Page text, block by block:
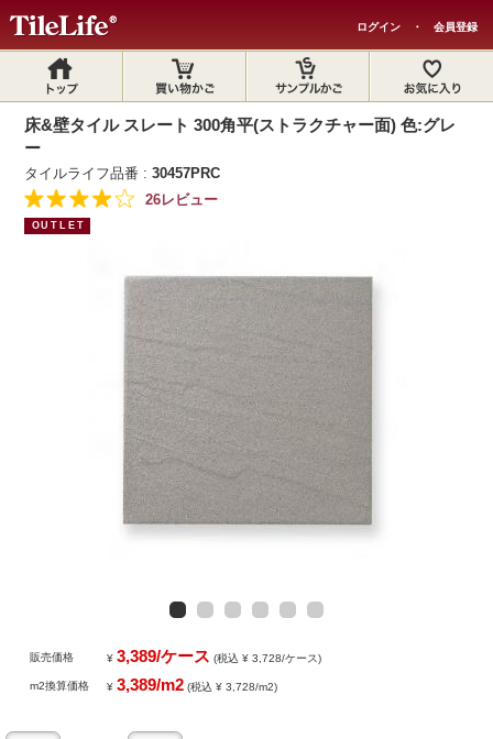
ログイン ・ 会員登録
床&壁タイル スレート 300角平(ストラクチャー面) 色:グレ
ー
タイルライフ品番 :30457PRC
26レビュー
OUTLET
販売価格 ¥3,389/ケース (税込 ¥ 3,728/ケース)
m2換算価格 ¥3,389/m2 (税込 ¥ 3,728/m2)